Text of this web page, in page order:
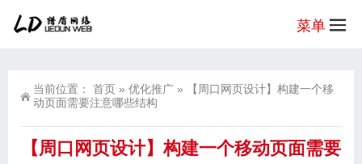
菜单
当前位置： 首页 » 优化推广 » 【周口网页设计】构建一个移
动页面需要注意哪些结构
【周口网页设计】构建一个移动页面需要